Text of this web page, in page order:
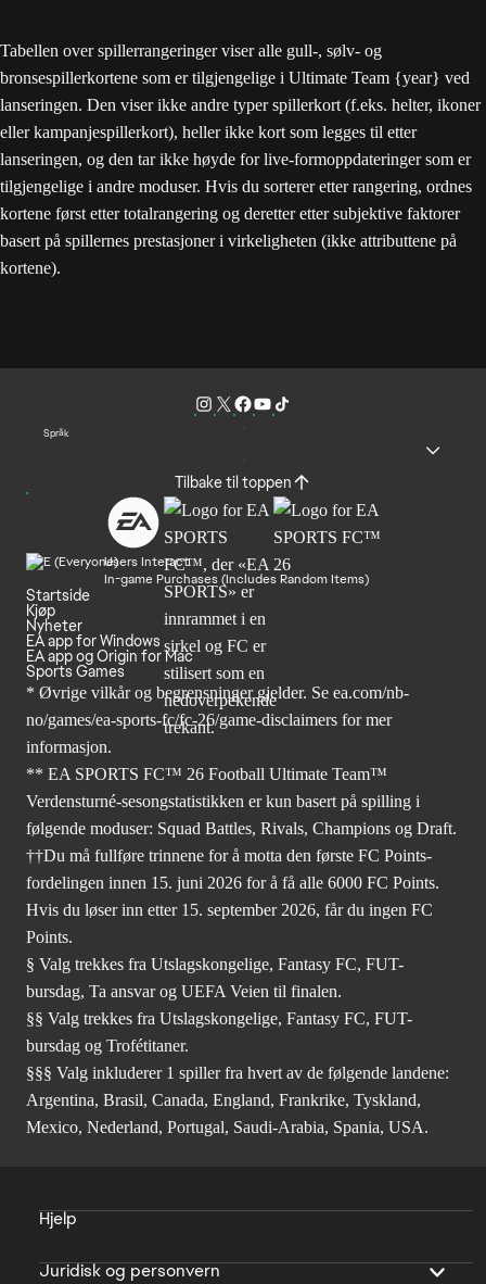
Tabellen over spillerrangeringer viser alle gull-, sølv- og
bronsespillerkortene som er tilgjengelige i Ultimate Team {year} ved
lanseringen. Den viser ikke andre typer spillerkort (f.eks. helter, ikoner
eller kampanjespillerkort), heller ikke kort som legges til etter
lanseringen, og den tar ikke høyde for live-formoppdateringer som er
tilgjengelige i andre moduser. Hvis du sorterer etter rangering, ordnes
kortene først etter totalrangering og deretter etter subjektive faktorer
basert på spillernes prestasjoner i virkeligheten (ikke attributtene på
kortene).
Språk
Tilbake til toppen
Users Interact
In-game Purchases (Includes Random Items)
Startside
Kjøp
Nyheter
EA app for Windows
EA app og Origin for Mac
Sports Games
* Øvrige vilkår og begrensninger gjelder. Se ea.com/nb-
no/games/ea-sports-fc/fc-26/game-disclaimers for mer
informasjon.
** EA SPORTS FC™ 26 Football Ultimate Team™
Verdensturné-sesongstatistikken er kun basert på spilling i
følgende moduser: Squad Battles, Rivals, Champions og Draft.
††Du må fullføre trinnene for å motta den første FC Points-
fordelingen innen 15. juni 2026 for å få alle 6000 FC Points.
Hvis du løser inn etter 15. september 2026, får du ingen FC
Points.
§ Valg trekkes fra Utslagskongelige, Fantasy FC, FUT-
bursdag, Ta ansvar og UEFA Veien til finalen.
§§ Valg trekkes fra Utslagskongelige, Fantasy FC, FUT-
bursdag og Trofétitaner.
§§§ Valg inkluderer 1 spiller fra hvert av de følgende landene:
Argentina, Brasil, Canada, England, Frankrike, Tyskland,
Mexico, Nederland, Portugal, Saudi-Arabia, Spania, USA.
Hjelp
Juridisk og personvern